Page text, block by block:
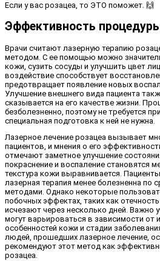
Если у вас розацеа, то ЭТО поможет. 🙌
Эффективность
Врачи считают лазерную терапию
методом. С ее помощью можно
кожи, сузить сосуды и улучшить цвет
воздействие способствует
предотвращает появление новых
Улучшение внешнего вида пациента
сказывается на его качестве жизни.
безболезненно, поэтому не требуется
специальная подготовка к ней не нужна.
Лазерное лечение розацеа вызывает
пациентов, и мнения о его
отмечают заметное улучшение
покраснение и воспаление становятся
текстура кожи выравнивается.
лазерная терапия менее болезненна по
методами. Однако некоторые
побочных эффектах, таких как
исчезают через несколько дней. Важно
могут варьироваться в зависимости от
особенностей кожи и стадии
людей, прошедших лазерное лечение,
рекомендуют этот метод как
розацеа.